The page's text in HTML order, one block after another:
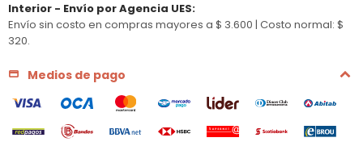
Interior - Envío por Agencia UES:
Envío sin costo en compras mayores a $ 3.600 | Costo normal: $
320.
Medios de pago